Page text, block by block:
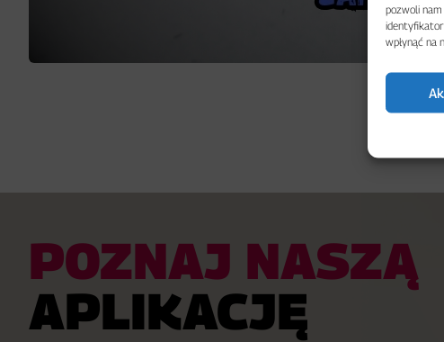
pozwoli
wpłynąć na
POZNAJ NASZĄ
APLIKACJĘ